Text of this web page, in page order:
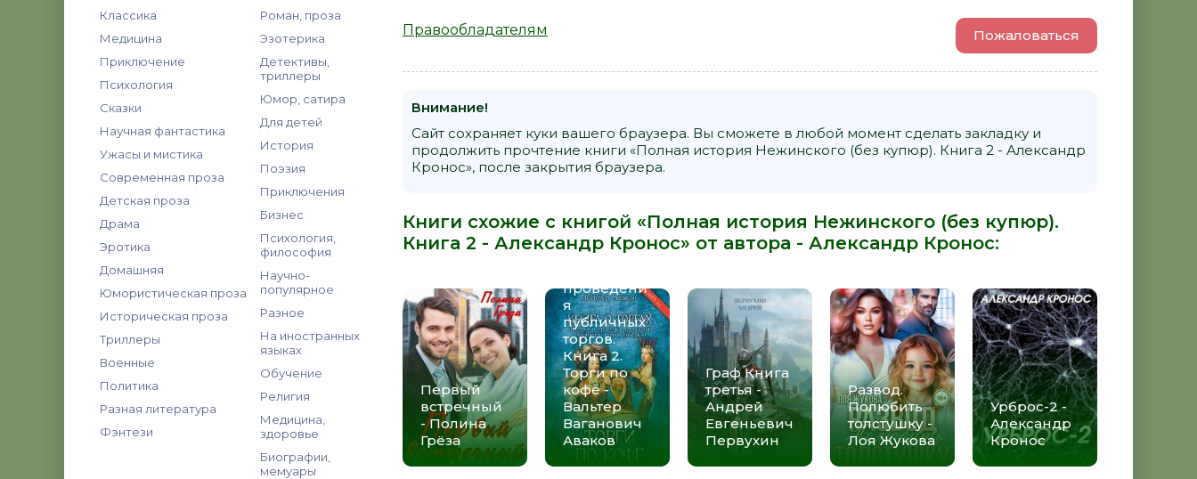
Классика
Медицина
Приключение
Психология
Сказки
Научная фантастика
Ужасы и мистика
Современная проза
Детская проза
Драма
Эротика
Домашняя
Юмористическая проза
Историческая проза
Триллеры
Военные
Политика
Разная литература
Фэнтези
Роман, проза
Эзотерика
Детективы,
триллеры
Юмор, сатира
Для детей
История
Поэзия
Приключения
Бизнес
Психология,
философия
Научно-
популярное
Разное
На иностранных
языках
Обучение
Религия
Медицина,
здоровье
Биографии,
мемуары
Правообладателям Пожаловаться
Внимание!
Сайт сохраняет куки вашего браузера. Вы сможете в любой момент сделать закладку и
продолжить прочтение книги «Полная история Нежинского (без купюр). Книга 2 - Александр
Кронос», после закрытия браузера.
Книги схожие с книгой «Полная история Нежинского (без купюр).
Книга 2 - Александр Кронос» от автора - Александр Кронос:
Первый
встречный
- Полина
Грёза
Книга
о торгах.
История и
проведени
я
публичных
торгов.
Книга 2.
Торги по
кофе -
Вальтер
Ваганович
Аваков
Граф Книга
третья -
Андрей
Евгеньевич
Первухин
Развод.
Полюбить
толстушку -
Лоя Жукова
Урброс-2 -
Александр
Кронос